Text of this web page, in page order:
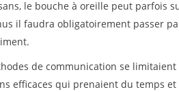
le bouche à oreille peut parfois
il faudra obligatoirement passer
de communication se
efficaces qui prenaient du temps